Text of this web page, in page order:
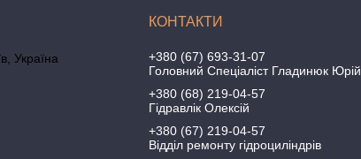
Україна
+380 (67) 693-31-07
Головний Спеціаліст Гладинюк Юрій
+380 (68) 219-04-57
Гідравлік Олексій
+380 (67) 219-04-57
Відділ ремонту гідроциліндрів